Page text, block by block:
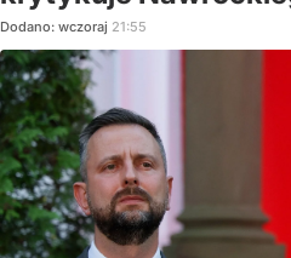
Dodano: wczoraj 21:55